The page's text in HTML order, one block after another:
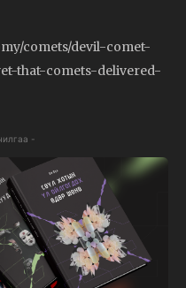
comets/devil-comet-
that-comets-delivered-
-